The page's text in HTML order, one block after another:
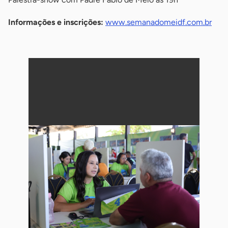
Informações e inscrições: www.semanadomeidf.com.br